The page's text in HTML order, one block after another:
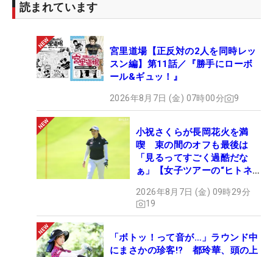
読まれています
宮里道場【正反対の2人を同時レッ
スン編】第11話／『勝手にローボ
ール&ギュッ！』
2026年8月7日 (金) 07時00分 9
小祝さくらが長岡花火を満
喫 束の間のオフも最後は
「見るってすごく過酷だな
ぁ」【女子ツアーの“ヒトネ
2026年8月7日 (金) 09時29分
19
「ボトッ！って音が…」ラウンド中
にまさかの珍客!? 都玲華、頭の上